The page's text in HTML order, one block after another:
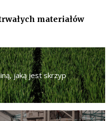
materiałów
jaką jest skrzyp